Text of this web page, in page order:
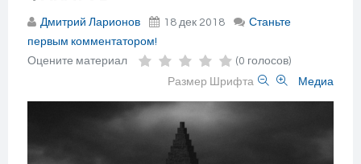
Дмитрий Ларионов 18 дек 2018
Станьте
первым комментатором!
Оцените материал
(0 голосов)
Размер Шрифта
Медиа